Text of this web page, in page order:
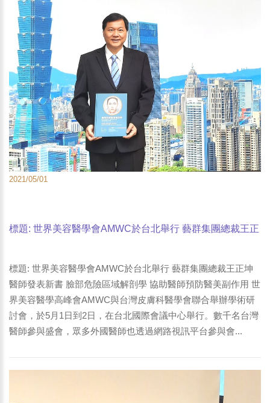
2021/05/01
標題: 世界美容醫學會AMWC於台北舉行 藝群集團總裁王正
標題: 世界美容醫學會AMWC於台北舉行 藝群集團總裁王正坤
醫師發表新書 臉部危險區域解剖學 協助醫師預防醫美副作用 世
界美容醫學高峰會AMWC與台灣皮膚科醫學會聯合舉辦學術研
討會，於5月1日到2日，在台北國際會議中心舉行。數千名台灣
醫師參與盛會，眾多外國醫師也透過網路視訊平台參與會...